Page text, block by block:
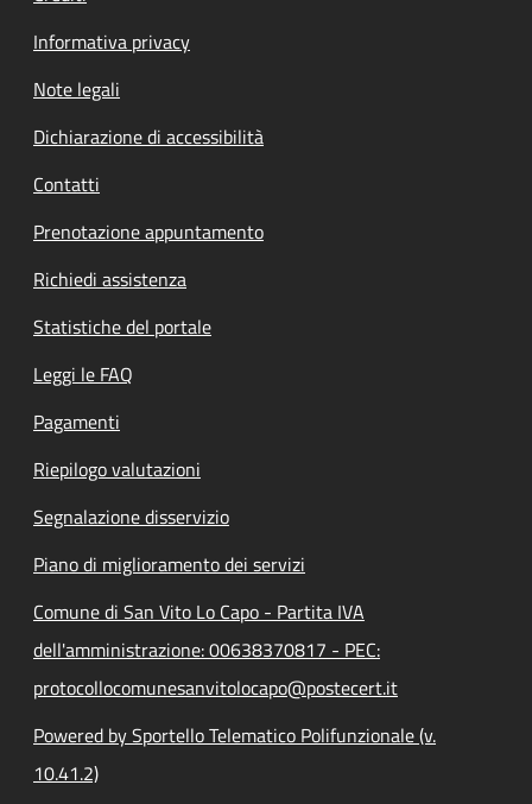
Informativa privacy
Note legali
Dichiarazione di accessibilità
Contatti
Prenotazione appuntamento
Richiedi assistenza
Statistiche del portale
Leggi le FAQ
Pagamenti
Riepilogo valutazioni
Segnalazione disservizio
Piano di miglioramento dei servizi
Comune di San Vito Lo Capo - Partita IVA
dell'amministrazione: 00638370817 - PEC:
protocollocomunesanvitolocapo@postecert.it
Powered by Sportello Telematico Polifunzionale (v.
10.41.2)